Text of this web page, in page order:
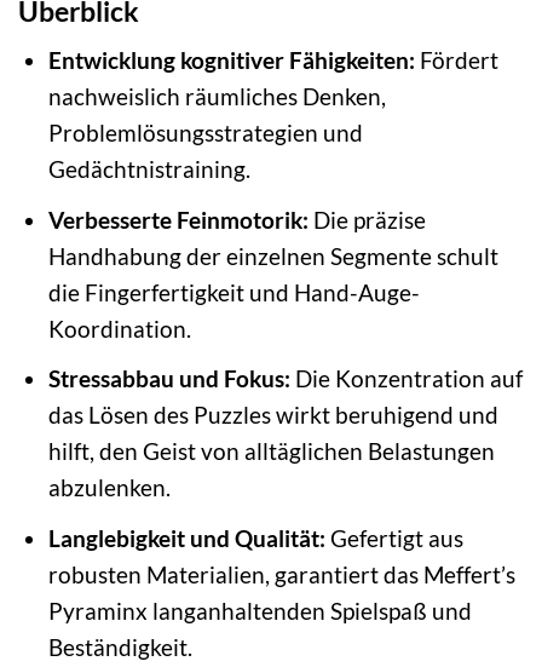
Überblick
Entwicklung kognitiver Fähigkeiten: Fördert
nachweislich räumliches Denken,
Problemlösungsstrategien und
Gedächtnistraining.
Verbesserte Feinmotorik: Die präzise
Handhabung der einzelnen Segmente schult
die Fingerfertigkeit und Hand-Auge-
Koordination.
Stressabbau und Fokus: Die Konzentration auf
das Lösen des Puzzles wirkt beruhigend und
hilft, den Geist von alltäglichen Belastungen
abzulenken.
Langlebigkeit und Qualität: Gefertigt aus
robusten Materialien, garantiert das Meffert’s
Pyraminx langanhaltenden Spielspaß und
Beständigkeit.